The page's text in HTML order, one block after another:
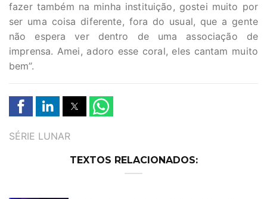
fazer também na minha instituição, gostei muito por
ser uma coisa diferente, fora do usual, que a gente
não espera ver dentro de uma associação de
imprensa. Amei, adoro esse coral, eles cantam muito
bem”.
TAGS
SÉRIE LUNAR
TEXTOS RELACIONADOS: